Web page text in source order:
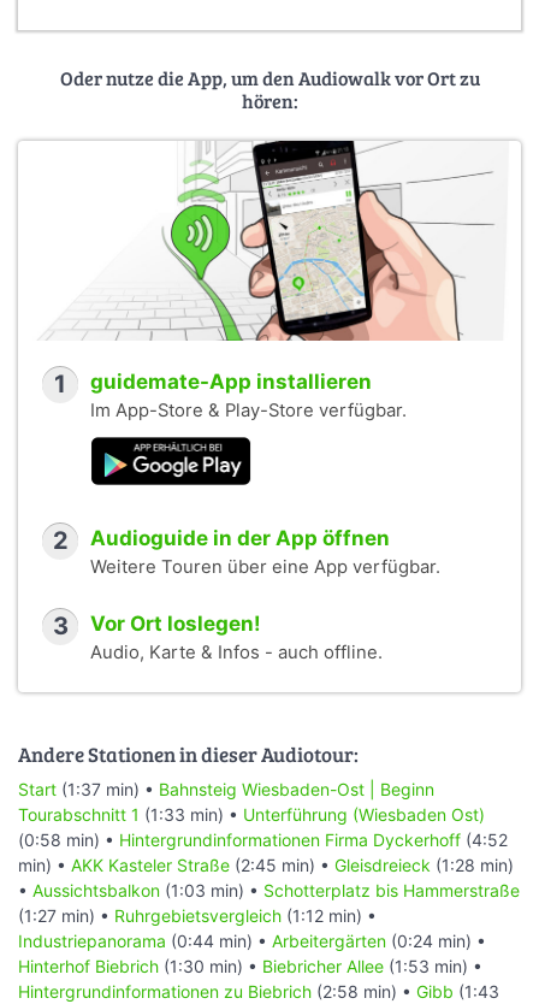
Oder nutze die App, um den Audiowalk vor Ort zu
hören:
1 guidemate-App installieren
Im App-Store & Play-Store verfügbar.
2 Audioguide in der App öffnen
Weitere Touren über eine App verfügbar.
3 Vor Ort loslegen!
Audio, Karte & Infos - auch offline.
Andere Stationen in dieser Audiotour:
Start (1:37 min) • Bahnsteig Wiesbaden-Ost | Beginn
Tourabschnitt 1 (1:33 min) • Unterführung (Wiesbaden Ost)
(0:58 min) • Hintergrundinformationen Firma Dyckerhoff (4:52
min) • AKK Kasteler Straße (2:45 min) • Gleisdreieck (1:28 min)
• Aussichtsbalkon (1:03 min) • Schotterplatz bis Hammerstraße
(1:27 min) • Ruhrgebietsvergleich (1:12 min) •
Industriepanorama (0:44 min) • Arbeitergärten (0:24 min) •
Hinterhof Biebrich (1:30 min) • Biebricher Allee (1:53 min) •
Hintergrundinformationen zu Biebrich (2:58 min) • Gibb (1:43